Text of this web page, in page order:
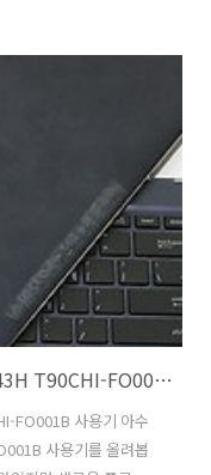
을 늘리는 목적으로 사
적만 있는것은 아닙니
고 있어서 컴퓨터에
아이브릿지는 컴퓨터
해서 바로 ..
아수스 트랜스포머북 T300CHI-FL043H T90CHI-FO001B 사용기
FO001B 사용기 아수
사용기를 올려봅